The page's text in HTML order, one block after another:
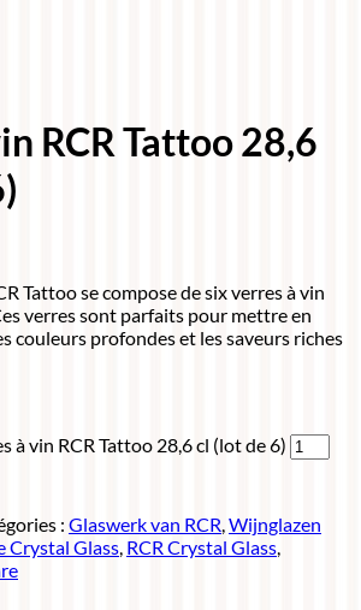
RCR Tattoo 28,6
Tattoo se compose de six verres à vin
verres sont parfaits pour mettre en
couleurs profondes et les saveurs riches
à vin RCR Tattoo 28,6 cl (lot de 6)
: Glaswerk van RCR,Wijnglazen
Crystal Glass, RCR Crystal Glass,